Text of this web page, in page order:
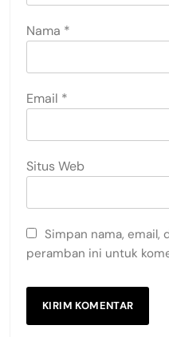
Nama *
Email *
Situs Web
Simpan nama, email,
peramban ini untuk